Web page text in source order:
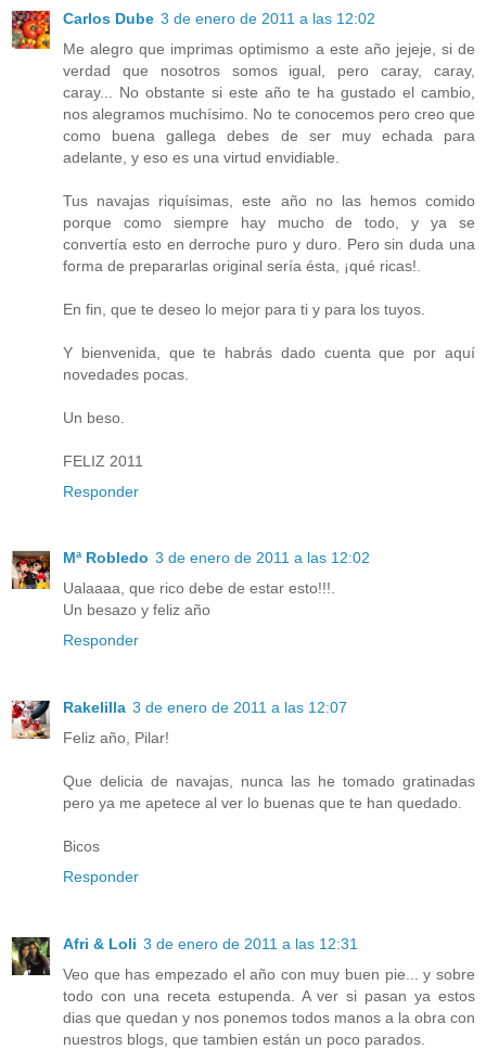
Carlos Dube 3 de enero de 2011 a las 12:02
Me alegro que imprimas optimismo a este año jejeje, si de
verdad que nosotros somos igual, pero caray, caray,
caray... No obstante si este año te ha gustado el cambio,
nos alegramos muchísimo. No te conocemos pero creo que
como buena gallega debes de ser muy echada para
adelante, y eso es una virtud envidiable.
Tus navajas riquísimas, este año no las hemos comido
porque como siempre hay mucho de todo, y ya se
convertía esto en derroche puro y duro. Pero sin duda una
forma de prepararlas original sería ésta, ¡qué ricas!.
En fin, que te deseo lo mejor para ti y para los tuyos.
Y bienvenida, que te habrás dado cuenta que por aquí
novedades pocas.
Un beso.
FELIZ 2011
Responder
Mª Robledo 3 de enero de 2011 a las 12:02
Ualaaaa, que rico debe de estar esto!!!.
Un besazo y feliz año
Responder
Rakelilla 3 de enero de 2011 a las 12:07
Feliz año, Pilar!
Que delicia de navajas, nunca las he tomado gratinadas
pero ya me apetece al ver lo buenas que te han quedado.
Bicos
Responder
Afri & Loli 3 de enero de 2011 a las 12:31
Veo que has empezado el año con muy buen pie... y sobre
todo con una receta estupenda. A ver si pasan ya estos
dias que quedan y nos ponemos todos manos a la obra con
nuestros blogs, que tambien están un poco parados.